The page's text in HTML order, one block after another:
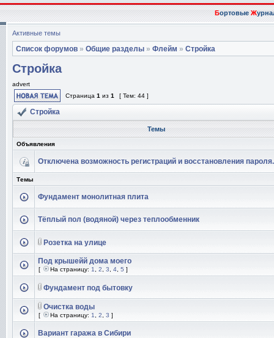
БортовыеЖ
Активные темы
Список форумов » Общие разделы » Флейм » Стройка
Стройка
advert
Страница 1 из 1 [ Тем: 44 ]
Стройка
Темы
Объявления
Отключена возможность регистраций и восстановления пароля.
Темы
Фундамент монолитная плита
Тёплый пол (водяной) через теплообменник
Розетка на улице
Под крышейй дома моего
[ На страницу: 1 2 3 4 5 ]
Фундамент под бытовку
Очистка воды
[ На страницу: 1 2 3 ]
Вариант гаража в Сибири